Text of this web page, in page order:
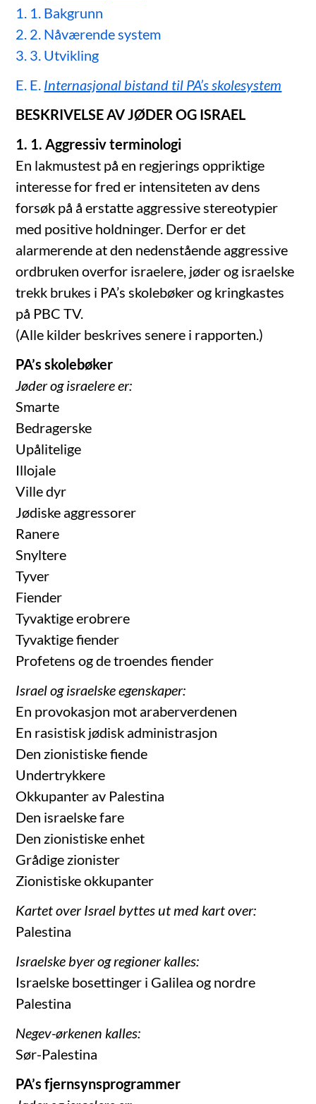
1. 1. Bakgrunn
2. 2. Nåværende system
3. 3. Utvikling
E. E. Internasjonal bistand til PA’s skolesystem
BESKRIVELSE AV JØDER OG ISRAEL
1. 1. Aggressiv terminologi
En lakmustest på en regjerings oppriktige
interesse for fred er intensiteten av dens
forsøk på å erstatte aggressive stereotypier
med positive holdninger. Derfor er det
alarmerende at den nedenstående aggressive
ordbruken overfor israelere, jøder og israelske
trekk brukes i PA’s skolebøker og kringkastes
på PBC TV.
(Alle kilder beskrives senere i rapporten.)
PA’s skolebøker
Jøder og israelere er:
Smarte
Bedragerske
Upålitelige
Illojale
Ville dyr
Jødiske aggressorer
Ranere
Snyltere
Tyver
Fiender
Tyvaktige erobrere
Tyvaktige fiender
Profetens og de troendes fiender
Israel og israelske egenskaper:
En provokasjon mot araberverdenen
En rasistisk jødisk administrasjon
Den zionistiske fiende
Undertrykkere
Okkupanter av Palestina
Den israelske fare
Den zionistiske enhet
Grådige zionister
Zionistiske okkupanter
Kartet over Israel byttes ut med kart over:
Palestina
Israelske byer og regioner kalles:
Israelske bosettinger i Galilea og nordre
Palestina
Negev-ørkenen kalles:
Sør-Palestina
PA’s fjernsynsprogrammer